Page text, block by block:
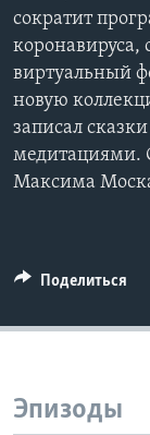
сократит
коронавируса,
виртуальный
новую
записал
медитациями.
Максима
Поделиться
Эпизоды